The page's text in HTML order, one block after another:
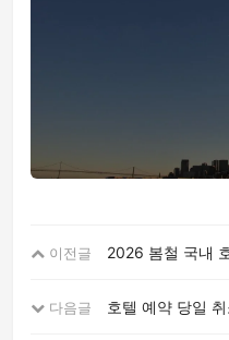
이전글 2026 봄철 국내
다음글 호텔 예약 당일